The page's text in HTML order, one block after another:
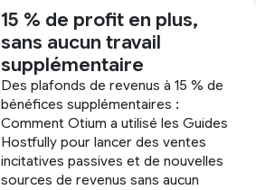
15 % de profit en plus,
sans aucun travail
supplémentaire
Des plafonds de revenus à 15 % de
bénéfices supplémentaires :
Comment Otium a utilisé les Guides
Hostfully pour lancer des ventes
incitatives passives et de nouvelles
sources de revenus sans aucun